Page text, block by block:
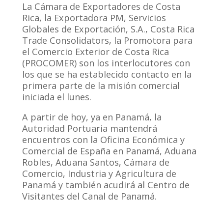
La Cámara de Exportadores de Costa
Rica, la Exportadora PM, Servicios
Globales de Exportación, S.A., Costa Rica
Trade Consolidators, la Promotora para
el Comercio Exterior de Costa Rica
(PROCOMER) son los interlocutores con
los que se ha establecido contacto en la
primera parte de la misión comercial
iniciada el lunes.
A partir de hoy, ya en Panamá, la
Autoridad Portuaria mantendrá
encuentros con la Oficina Económica y
Comercial de España en Panamá, Aduana
Robles, Aduana Santos, Cámara de
Comercio, Industria y Agricultura de
Panamá y también acudirá al Centro de
Visitantes del Canal de Panamá.